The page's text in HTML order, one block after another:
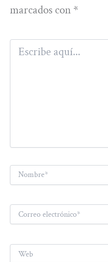
marcados con *
aquí...
Nombre*
electrónico*
Web